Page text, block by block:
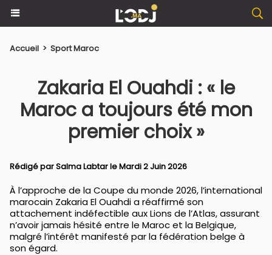
Accueil > Sport Maroc
Zakaria El Ouahdi : « le
Maroc a toujours été mon
premier choix »
Rédigé parSalma Labtarle Mardi 2 Juin 2026
À l’approche de la Coupe du monde 2026, l’international
marocain Zakaria El Ouahdi a réaffirmé son
attachement indéfectible aux Lions de l’Atlas, assurant
n’avoir jamais hésité entre le Maroc et la Belgique,
malgré l’intérêt manifesté par la fédération belge à
son égard.